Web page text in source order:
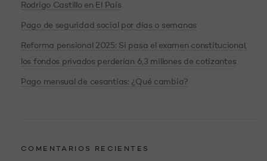
Rodrigo Castillo en El País
Pago de seguridad social por días o semanas
Reforma pensional 2025: Si pasa el examen constitucional,
los fondos privados perderían 6,3 millones de cotizantes
Pago mensual de cesantías: ¿Qué cambia?
COMENTARIOS RECIENTES